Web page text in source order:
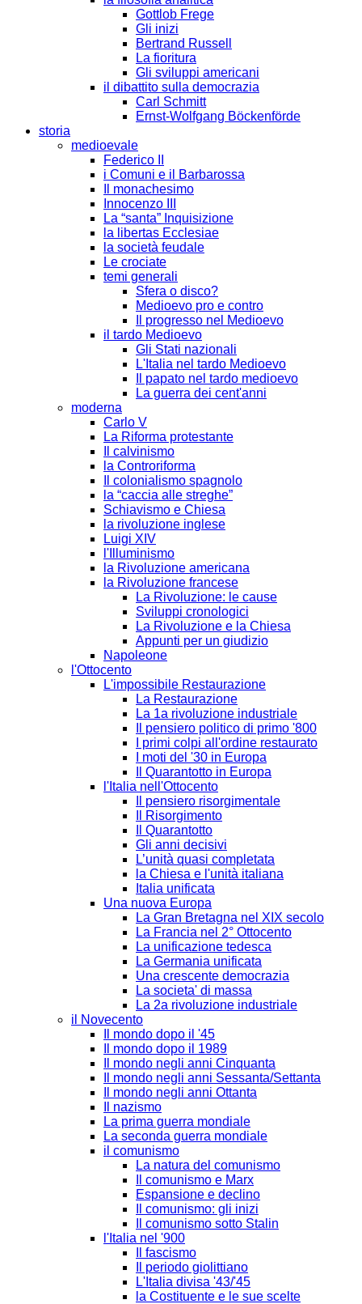
Gottlob Frege
Gli inizi
Bertrand Russell
La fioritura
Gli sviluppi americani
il dibattito sulla democrazia
Carl Schmitt
Ernst-Wolfgang Böckenförde
storia
medioevale
Federico II
i Comuni e il Barbarossa
Il monachesimo
Innocenzo III
La “santa” Inquisizione
la libertas Ecclesiae
la società feudale
Le crociate
temi generali
Sfera o disco?
Medioevo pro e contro
Il progresso nel Medioevo
il tardo Medioevo
Gli Stati nazionali
L'Italia nel tardo Medioevo
Il papato nel tardo medioevo
La guerra dei cent'anni
moderna
Carlo V
La Riforma protestante
Il calvinismo
la Controriforma
Il colonialismo spagnolo
la “caccia alle streghe”
Schiavismo e Chiesa
la rivoluzione inglese
Luigi XIV
l'Illuminismo
la Rivoluzione americana
la Rivoluzione francese
La Rivoluzione: le cause
Sviluppi cronologici
La Rivoluzione e la Chiesa
Appunti per un giudizio
Napoleone
l'Ottocento
L'impossibile Restaurazione
La Restaurazione
La 1a rivoluzione industriale
Il pensiero politico di primo '800
I primi colpi all'ordine restaurato
I moti del '30 in Europa
Il Quarantotto in Europa
l'Italia nell'Ottocento
Il pensiero risorgimentale
Il Risorgimento
Il Quarantotto
Gli anni decisivi
L’unità quasi completata
la Chiesa e l'unità italiana
Italia unificata
Una nuova Europa
La Gran Bretagna nel XIX secolo
La Francia nel 2° Ottocento
La unificazione tedesca
La Germania unificata
Una crescente democrazia
La societa' di massa
La 2a rivoluzione industriale
il Novecento
Il mondo dopo il '45
Il mondo dopo il 1989
Il mondo negli anni Cinquanta
Il mondo negli anni Sessanta/Settanta
Il mondo negli anni Ottanta
Il nazismo
La prima guerra mondiale
La seconda guerra mondiale
il comunismo
La natura del comunismo
Il comunismo e Marx
Espansione e declino
Il comunismo: gli inizi
Il comunismo sotto Stalin
l'Italia nel '900
Il fascismo
Il periodo giolittiano
L'Italia divisa '43/'45
la Costituente e le sue scelte